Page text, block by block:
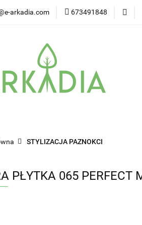
arkadia.com 673491848
Kategorie
STYLIZACJA PAZNOKCI
PŁYTKA 065 PERFECT